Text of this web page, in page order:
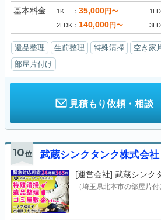
基本料金 1K 35,000円〜
2LDK 140,000円〜
遺品整理 生前整理 特殊清掃 空き家
部屋片付け
見積もり依頼・相談
10位 武蔵シンクタンク株式会社
[運営会社] 武蔵シンク
（埼玉県北本市の部屋片付